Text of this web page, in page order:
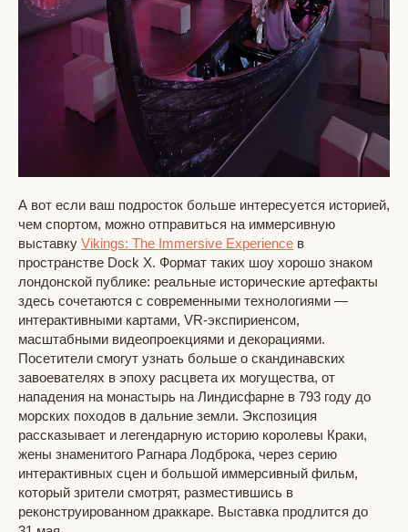
А вот если ваш подросток больше интересуется историей,
чем спортом, можно отправиться на иммерсивную
выставку Vikings: The Immersive Experience в
пространстве Dock X. Формат таких шоу хорошо знаком
лондонской публике: реальные исторические артефакты
здесь сочетаются с современными технологиями —
интерактивными картами, VR-экспириенсом,
масштабными видеопроекциями и декорациями.
Посетители смогут узнать больше о скандинавских
завоевателях в эпоху расцвета их могущества, от
нападения на монастырь на Линдисфарне в 793 году до
морских походов в дальние земли. Экспозиция
рассказывает и легендарную историю королевы Краки,
жены знаменитого Рагнара Лодброка, через серию
интерактивных сцен и большой иммерсивный фильм,
который зрители смотрят, разместившись в
реконструированном драккаре. Выставка продлится до